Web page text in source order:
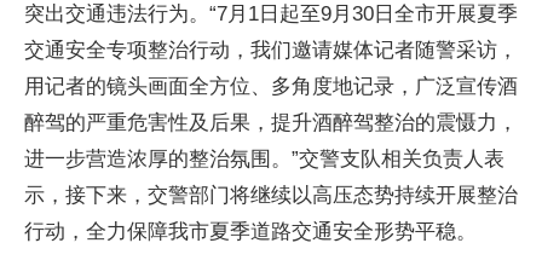
突出交通违法行为。“7月1日起至9月30日全市开展夏季
交通安全专项整治行动，我们邀请媒体记者随警采访，
用记者的镜头画面全方位、多角度地记录，广泛宣传酒
醉驾的严重危害性及后果，提升酒醉驾整治的震慑力，
进一步营造浓厚的整治氛围。”交警支队相关负责人表
示，接下来，交警部门将继续以高压态势持续开展整治
行动，全力保障我市夏季道路交通安全形势平稳。